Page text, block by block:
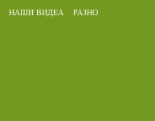
НАШИ ВИДЕА РАЗНО